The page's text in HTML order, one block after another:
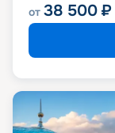
от 38 500 ₽